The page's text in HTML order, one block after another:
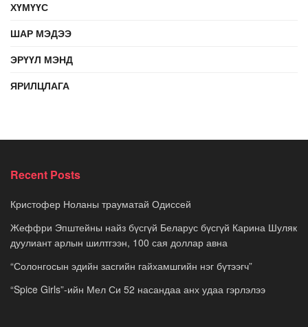
ХҮМҮҮС
ШАР МЭДЭЭ
ЭРҮҮЛ МЭНД
ЯРИЛЦЛАГА
Recent Posts
Кристофер Ноланы трауматай Одиссей
Жеффри Эпштейны найз бүсгүй Беларус бүсгүй Карина Шуляк
дуулиант арлын шилтгээн, 100 сая доллар авна
“Солонгосын эдийн засгийн гайхамшгийн нэг бүтээгч”
“Spice Girls”-ийн Мел Си 52 насандаа анх удаа гэрлэлээ